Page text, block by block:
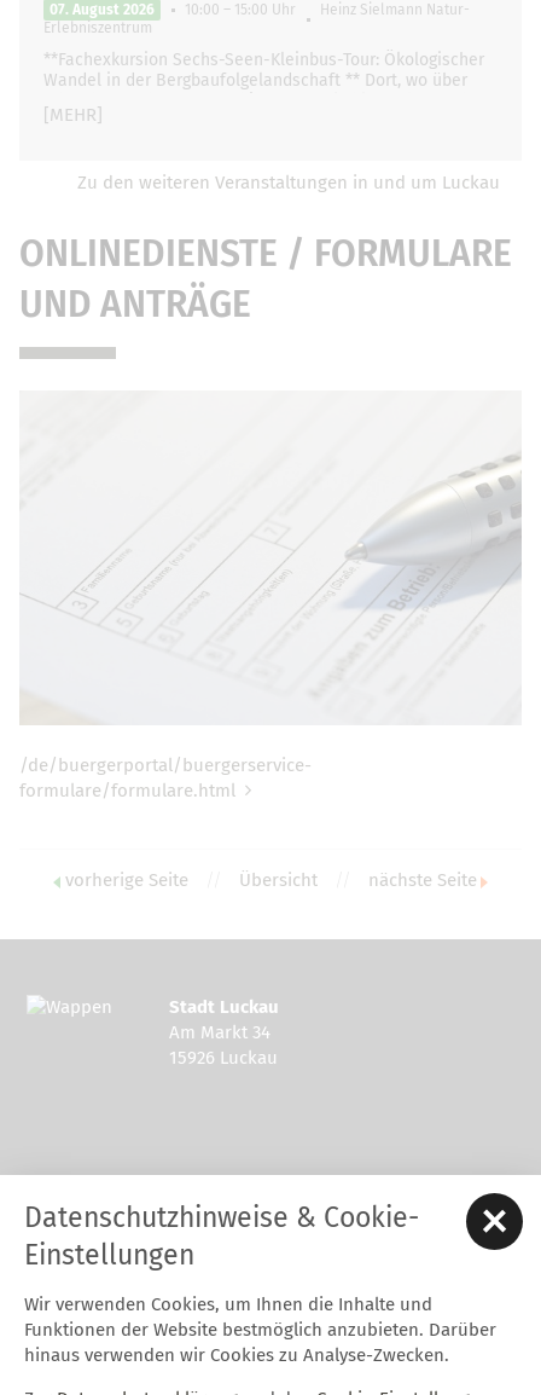
07. August 2026 10:00 – 15:00 Uhr
Heinz Sielmann Natur-
Erlebniszentrum
**Fachexkursion Sechs-Seen-Kleinbus-Tour: Ökologischer
Wandel in der Bergbaufolgelandschaft ** Dort, wo über
sich die Landschaft …
[MEHR]
Zu den weiteren Veranstaltungen in und um Luckau
ONLINEDIENSTE / FORMULARE
UND ANTRÄGE
/de/buergerportal/buergerservice-
formulare/formulare.html
vorherige Seite Übersicht nächste Seite
Stadt Luckau
Am Markt 34
15926 Luckau
Tel.: 03544 - 594 0
Fax: 03544 - 2948
E-Mail:stadt@luckau.de
Start Karriere Kontakt Datenschutz
Impressum
Barrierefreiheitserklärung
Intern
Datenschutzhinweise & Cookie-
Einstellungen
Wir verwenden Cookies, um Ihnen die Inhalte und
Funktionen der Website bestmöglich anzubieten. Darüber
hinaus verwenden wir Cookies zu Analyse-Zwecken.